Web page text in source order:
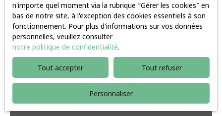
Vendu
Vendu
n'importe quel moment via la rubrique ″Gérer les cookies″ en
bas de notre site, à l'exception des cookies essentiels à son
fonctionnement. Pour plus d'informations sur vos données
personnelles, veuillez consulter
notre politique de confidentialité.
Tout accepter Tout refuser
Personnaliser